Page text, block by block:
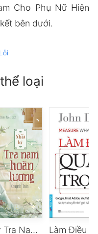
Cho Phụ Nữ Hiện
bên dưới.
loại
Nhật Ký Tra Nam Hoàn Lương